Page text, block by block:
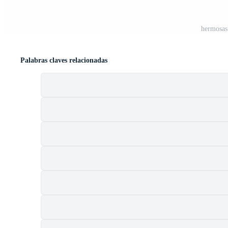
Palabras claves relacionadas